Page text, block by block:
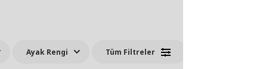
Ayak Rengi Tüm Filtreler